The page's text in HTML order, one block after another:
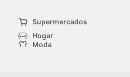
Supermercados
Hogar
Moda